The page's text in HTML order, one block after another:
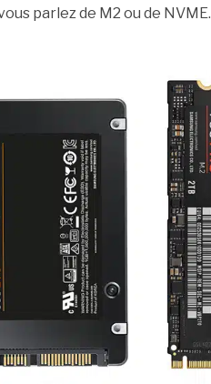
parlez de M2 ou de NVME.